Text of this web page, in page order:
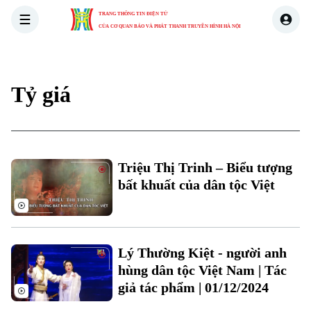
TRANG THÔNG TIN ĐIỆN TỬ
CỦA CƠ QUAN BÁO VÀ PHÁT THANH TRUYỀN HÌNH HÀ NỘI
Xu hướng
Chuyên mục
Tỷ giá
Triệu Thị Trinh – Biểu tượng
bất khuất của dân tộc Việt
Lý Thường Kiệt - người anh
hùng dân tộc Việt Nam | Tác
giả tác phẩm | 01/12/2024